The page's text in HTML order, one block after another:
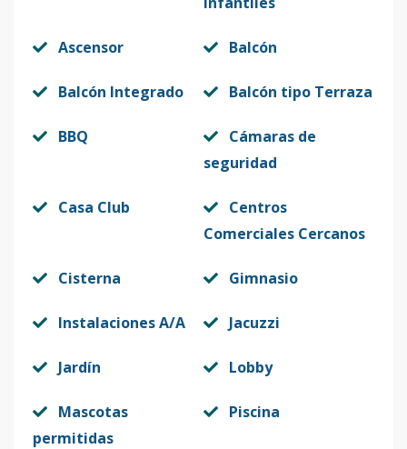
Ascensor Balcón
Balcón Integrado Balcón tipo Terraza
BBQ
Cámaras de
seguridad
Casa Club
Centros
Comerciales Cercanos
Cisterna Gimnasio
Instalaciones A/A Jacuzzi
Jardín Lobby
Mascotas
permitidas
Piscina